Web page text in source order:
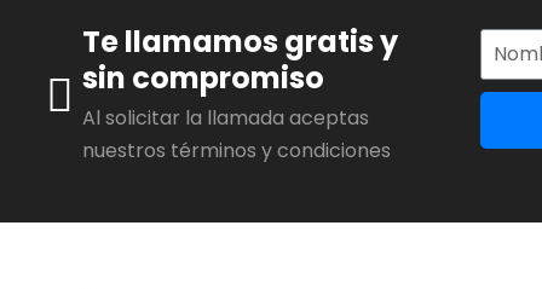
Te llamamos gratis y
sin compromiso
Al solicitar la llamada aceptas
nuestros términos y condiciones